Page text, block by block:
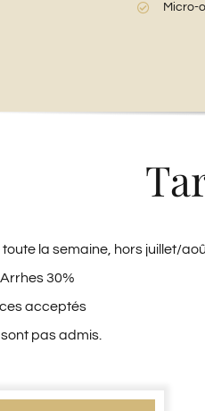
Micro-
la semaine, hors juillet/
30%
acceptés
pas admis.